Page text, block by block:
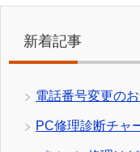
新着記事
電話番号変更の
PC修理診断チャ